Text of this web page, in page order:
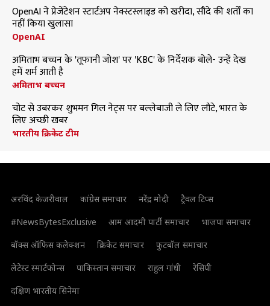
OpenAI ने प्रेजेंटेशन स्टार्टअप नेक्स्टस्लाइड को खरीदा, सौदे की शर्तों का
नहीं किया खुलासा
OpenAI
अमिताभ बच्चन के 'तूफानी जोश' पर 'KBC' के निर्देशक बोले- उन्हें देख
हमें शर्म आती है
अमिताभ बच्चन
चोट से उबरकर शुभमन गिल नेट्स पर बल्लेबाजी ले लिए लौटे, भारत के
लिए अच्छी खबर
भारतीय क्रिकेट टीम
अरविंद केजरीवाल कांग्रेस समाचार नरेंद्र मोदी
ट्रैवल टिप्स
#NewsBytesExclusive
आम आदमी पार्टी समाचार
भाजपा समाचार
बॉक्स ऑफिस कलेक्शन
क्रिकेट समाचार
फुटबॉल समाचार
लेटेस्ट स्मार्टफोन्स
पाकिस्तान समाचार राहुल गांधी
रेसिपी
दक्षिण भारतीय सिनेमा